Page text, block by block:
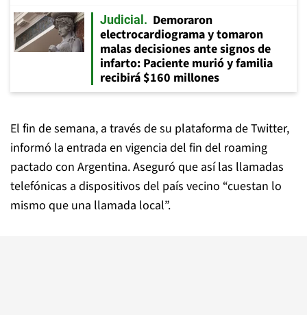
Judicial
Demoraron
electrocardiograma y tomaron
malas decisiones ante signos de
infarto: Paciente murió y familia
recibirá $160 millones
El fin de semana, a través de su plataforma de Twitter,
informó la entrada en vigencia del fin del roaming
pactado con Argentina. Aseguró que así las llamadas
telefónicas a dispositivos del país vecino “cuestan lo
mismo que una llamada local”.